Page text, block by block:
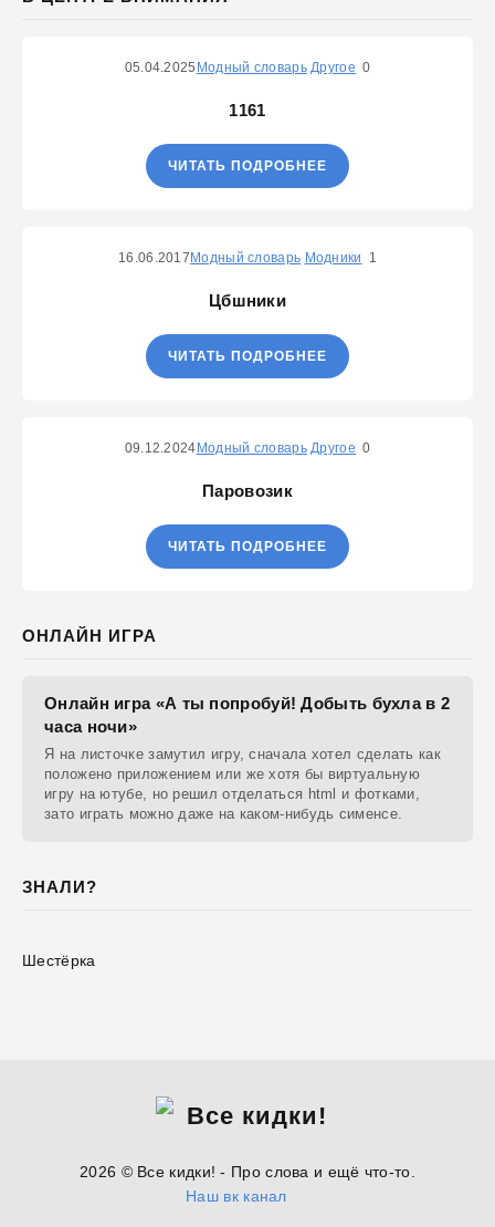
05.04.2025 Модный словарь Другое 0
1161
ЧИТАТЬ ПОДРОБНЕЕ
16.06.2017 Модный словарь Модники 1
Цбшники
ЧИТАТЬ ПОДРОБНЕЕ
09.12.2024 Модный словарь Другое 0
Паровозик
ЧИТАТЬ ПОДРОБНЕЕ
ОНЛАЙН ИГРА
Онлайн игра «А ты попробуй! Добыть бухла в 2
часа ночи»
Я на листочке замутил игру, сначала хотел сделать как
положено приложением или же хотя бы виртуальную
игру на ютубе, но решил отделаться html и фотками,
зато играть можно даже на каком-нибудь сименсе.
ЗНАЛИ?
Шестёрка
2026 © Все кидки! - Про слова и ещё что-то.
Наш вк канал